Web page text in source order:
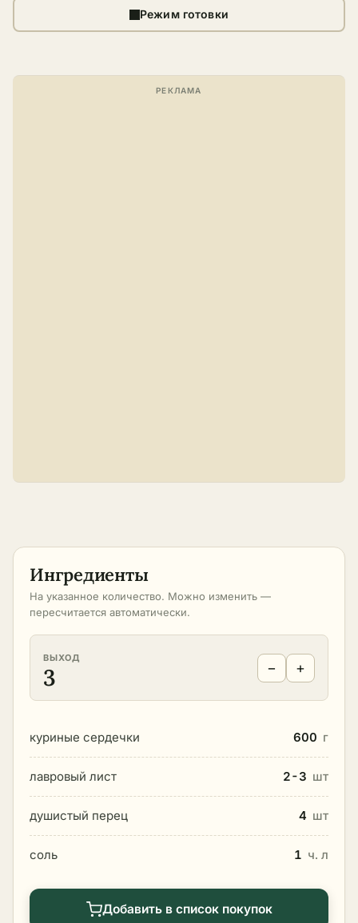
Режим готовки
Ингредиенты
На указанное количество. Можно изменить —
пересчитается автоматически.
ВЫХОД
3 − +
куриные сердечки 600 г
лавровый лист 2-3 шт
душистый перец 4 шт
соль 1 ч. л
Добавить в список покупок